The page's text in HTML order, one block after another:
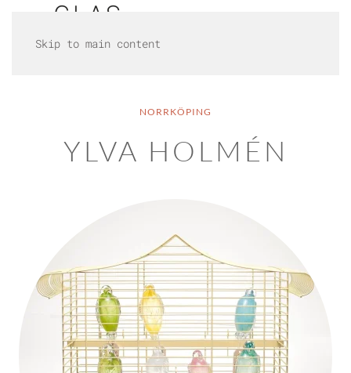
Skip to main content
NORRKÖPING
YLVA HOLMÉN